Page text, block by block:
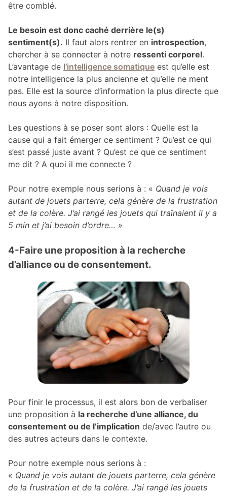
être comblé.
Le besoin est donc caché derrière le(s)
sentiment(s). Il faut alors rentrer en introspection,
chercher à se connecter à notre ressenti corporel.
L’avantage de l’intelligence somatique est qu’elle est
notre intelligence la plus ancienne et qu’elle ne ment
pas. Elle est la source d’information la plus directe que
nous ayons à notre disposition.
Les questions à se poser sont alors : Quelle est la
cause qui a fait émerger ce sentiment ? Qu’est ce qui
s’est passé juste avant ? Qu’est ce que ce sentiment
me dit ? A quoi il me connecte ?
Pour notre exemple nous serions à : « Quand je vois
autant de jouets parterre, cela génère de la frustration
et de la colère. J’ai rangé les jouets qui traînaient il y a
5 min et j’ai besoin d’ordre… »
4-Faire une proposition à la recherche
d’alliance ou de consentement.
Pour finir le processus, il est alors bon de verbaliser
une proposition à la recherche d’une alliance, du
consentement ou de l’implication de/avec l’autre ou
des autres acteurs dans le contexte.
Pour notre exemple nous serions à :
« Quand je vois autant de jouets parterre, cela génère
de la frustration et de la colère. J’ai rangé les jouets